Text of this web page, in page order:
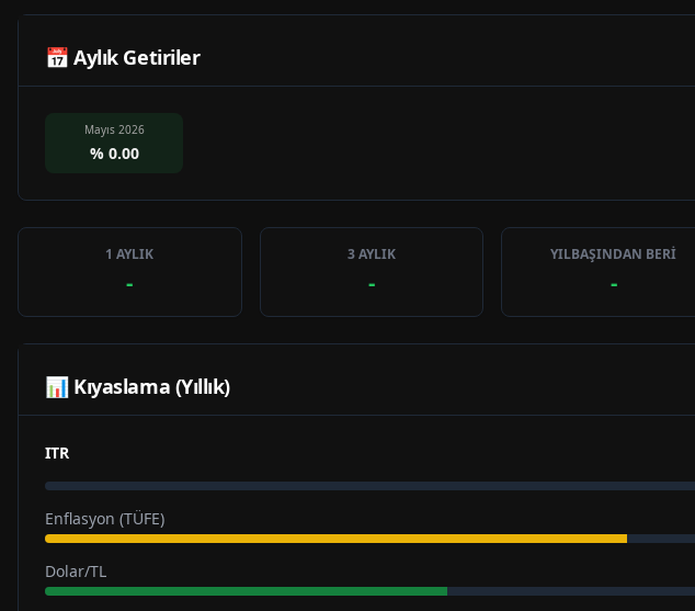
📅 Aylık Getiriler
Mayıs 2026
% 0.00
1 AYLIK
-
3 AYLIK
-
YILBAŞINDAN BERİ
-
📊 Kıyaslama (Yıllık)
ITR
Enflasyon (TÜFE)
Dolar/TL